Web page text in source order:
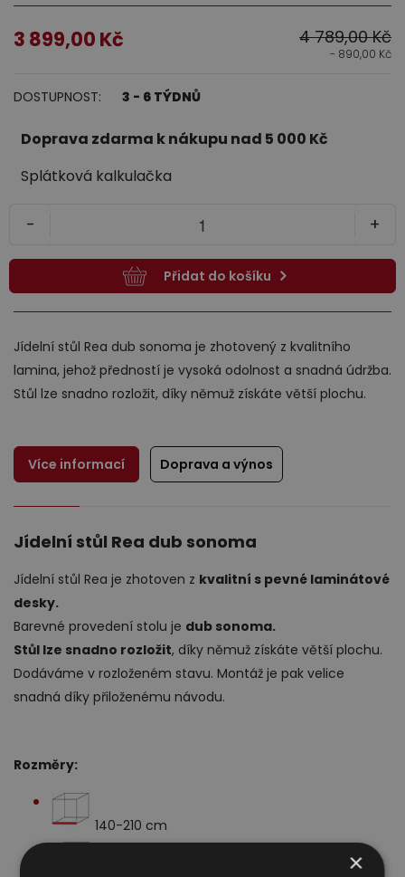
Jídelna
Předsíně
Výprodej
3 899,00 Kč 4 789,00Kč
- 890,00 Kč
DOSTUPNOST: 3 - 6 TÝDNŮ
Doprava zdarma k nákupu nad 5 000 Kč
Splátková kalkulačka
+
-
Přidat do košíku
Jídelní stůl Rea dub sonoma je zhotovený z kvalitního
lamina, jehož předností je vysoká odolnost a snadná údržba.
Stůl lze snadno rozložit, díky němuž získáte větší plochu.
Více informací Doprava a výnos
Jídelní stůl Rea dub sonoma
Jídelní stůl Rea je zhotoven z kvalitní s pevné laminátové
desky.
Barevné provedení stolu je dub sonoma.
Stůl lze snadno rozložit, díky němuž získáte větší plochu.
Dodáváme v rozloženém stavu. Montáž je pak velice
snadná díky přiloženému návodu.
Rozměry:
140-210 cm
×